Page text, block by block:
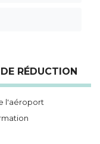
RÉDUCTION
l'aéroport